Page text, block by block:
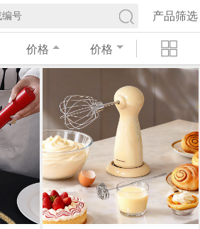
产品筛选
价格 价格